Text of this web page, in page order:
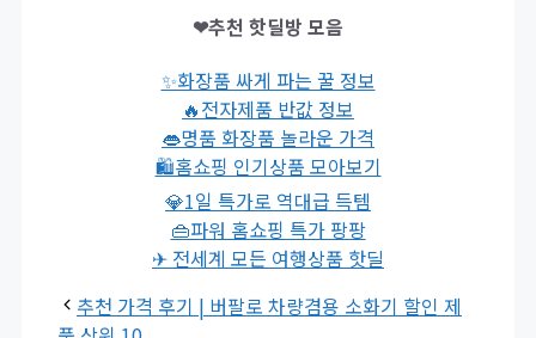
❤추천 핫딜방 모음
✨화장품 싸게 파는 꿀 정보
🔥전자제품 반값 정보
👄명품 화장품 놀라운 가격
🛍홈쇼핑 인기상품 모아보기
💎1일 특가로 역대급 득템
👜파워 홈쇼핑 특가 팡팡
✈ 전세계 모든 여행상품 핫딜
추천 가격 후기 | 버팔로 차량겸용 소화기 할인 제